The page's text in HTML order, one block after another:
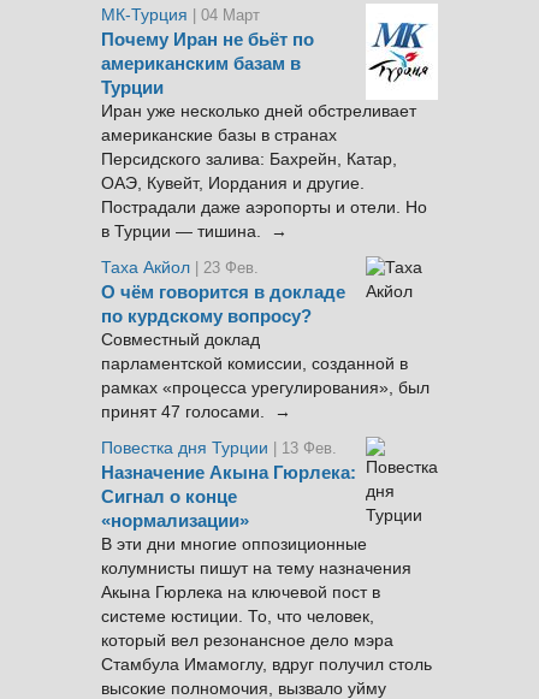
МК-Турция
| 04 Март
Почему Иран не бьёт по
американским базам в
Турции
Иран уже несколько дней обстреливает
американские базы в странах
Персидского залива: Бахрейн, Катар,
ОАЭ, Кувейт, Иордания и другие.
Пострадали даже аэропорты и отели. Но
в Турции — тишина. →
Таха Акйол | 23 Фев.
О чём говорится в докладе
по курдскому вопросу?
Совместный доклад
парламентской комиссии, созданной в
рамках «процесса урегулирования», был
принят 47 голосами. →
Повестка дня Турции
| 13 Фев.
Назначение Акына Гюрлека:
Сигнал о конце
«нормализации»
В эти дни многие оппозиционные
колумнисты пишут на тему назначения
Акына Гюрлека на ключевой пост в
системе юстиции. То, что человек,
который вел резонансное дело мэра
Стамбула Имамоглу, вдруг получил столь
высокие полномочия, вызвало уйму